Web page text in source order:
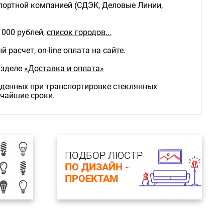
компанией (СДЭК, Деловые Линии,
рублей, список городов...
расчет, on-line оплата на сайте.
«Доставка и оплата»
при транспортировке стеклянных
сроки.
ПОДБОР ЛЮСТР
ПО ДИЗАЙН -
ПРОЕКТАМ